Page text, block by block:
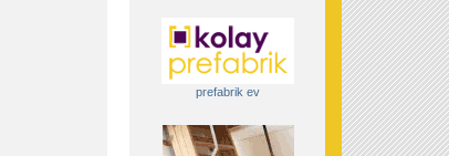
prefabrik ev